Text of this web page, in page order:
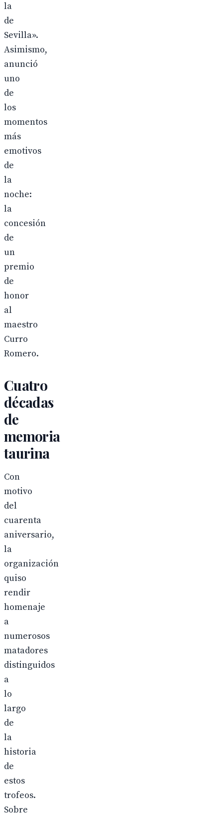
la
de
Sevilla».
Asimismo,
anunció
uno
de
los
momentos
más
emotivos
de
la
noche:
la
concesión
de
un
premio
de
honor
al
maestro
Curro
Romero.
Cuatro
décadas
de
memoria
taurina
Con
motivo
del
cuarenta
aniversario,
la
organización
quiso
rendir
homenaje
a
numerosos
matadores
distinguidos
a
lo
largo
de
la
historia
de
estos
trofeos.
Sobre